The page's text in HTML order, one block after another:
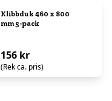
Klibbduk 460 x 800
mm 5-pack
156 kr
(Rek ca. pris)